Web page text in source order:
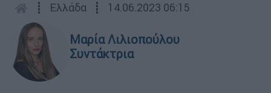
┋ Ελλάδα ┋ 14.06.2023 06:15
Μαρία Λιλιοπούλου
Συντάκτρια